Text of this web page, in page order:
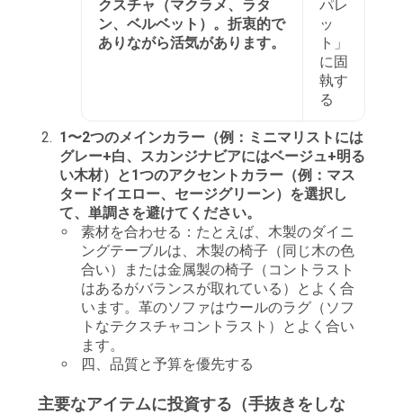
クスチャ（マクラメ、ラタ
ン、ベルベット）。折衷的で
ありながら活気があります。
パレ
ッ
ト」
に固
執す
る
1〜2つのメインカラー（例：ミニマリストには
グレー+白、スカンジナビアにはベージュ+明る
い木材）と1つのアクセントカラー（例：マス
タードイエロー、セージグリーン）を選択し
て、単調さを避けてください。
素材を合わせる：たとえば、木製のダイニ
ングテーブルは、木製の椅子（同じ木の色
合い）または金属製の椅子（コントラスト
はあるがバランスが取れている）とよく合
います。革のソファはウールのラグ（ソフ
トなテクスチャコントラスト）とよく合い
ます。
四、品質と予算を優先する
主要なアイテムに投資する（手抜きをしな